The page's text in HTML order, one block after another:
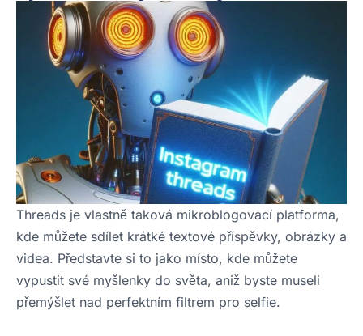
Threads je vlastně taková mikroblogovací platforma,
kde můžete sdílet krátké textové příspěvky, obrázky a
videa. Představte si to jako místo, kde můžete
vypustit své myšlenky do světa, aniž byste museli
přemýšlet nad perfektním filtrem pro selfie.